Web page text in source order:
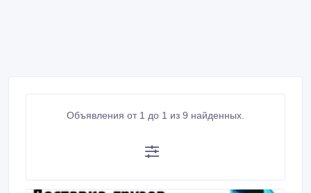
Объявления от 1 до 1 из 9 найденных.